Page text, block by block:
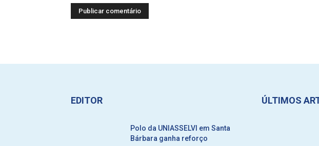
EDITOR
Polo da UNIASSELVI em Santa
Bárbara ganha reforço
ÚLTIMOS